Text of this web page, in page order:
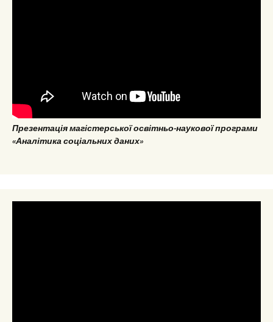
Презентація магістерської освітньо-наукової програми
«Аналітика соціальних даних»